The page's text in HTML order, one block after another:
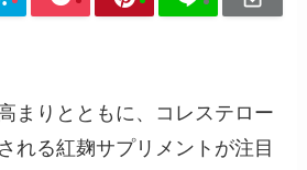
まりとともに、コレステロー
れる紅麹サプリメントが注目